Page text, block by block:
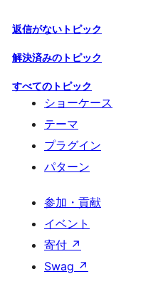
返信がないトピック
解決済みのトピック
すべてのトピック
ショーケース
テーマ
プラグイン
パターン
参加・貢献
イベント
寄付 ↗
Swag ↗